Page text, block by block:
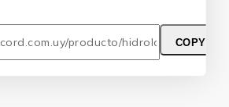
COPY